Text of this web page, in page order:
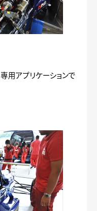
用アプリケーションで